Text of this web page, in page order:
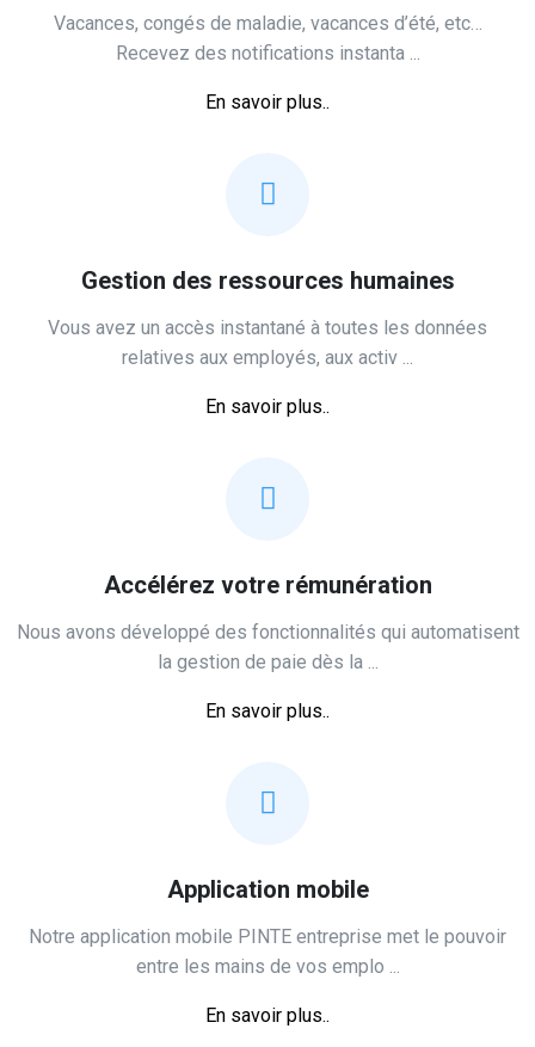
Vacances, congés de maladie, vacances d’été, etc…
Recevez des notifications ‎instanta ...
En savoir plus..
Gestion des ressources humaines
Vous avez un accès instantané à toutes les données
relatives aux employés, aux ‎activ ...
En savoir plus..
Accélérez votre rémunération
Nous avons développé des fonctionnalités qui automatisent
la gestion de paie dès ‎la ...
En savoir plus..
Application mobile
Notre application mobile PINTE entreprise met le pouvoir
entre les mains de vos emplo ...
En savoir plus..